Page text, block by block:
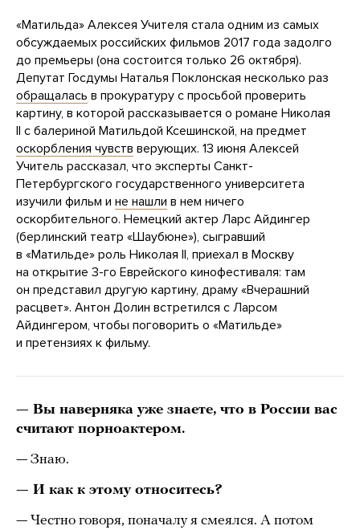
«Матильда» Алексея Учителя стала одним из самых
обсуждаемых российских фильмов 2017 года задолго
до премьеры (она состоится только 26 октября).
Депутат Госдумы Наталья Поклонская несколько раз
обращалась в прокуратуру с просьбой проверить
картину, в которой рассказывается о романе Николая
II c балериной Матильдой Ксешинской, на предмет
оскорбления чувств верующих. 13 июня Алексей
Учитель рассказал, что эксперты Санкт-
Петербургского государственного университета
изучили фильм и не нашли в нем ничего
оскорбительного. Немецкий актер Ларс Айдингер
(берлинский театр «Шаубюне»), сыгравший
в «Матильде» роль Николая II, приехал в Москву
на открытие 3-го Еврейского кинофестиваля: там
он представил другую картину, драму «Вчерашний
расцвет». Антон Долин встретился с Ларсом
Айдингером, чтобы поговорить о «Матильде»
и претензиях к фильму.
— Вы наверняка уже знаете, что в России вас
считают порноактером.
— Знаю.
— И как к этому относитесь?
— Честно говоря, поначалу я смеялся. А потом